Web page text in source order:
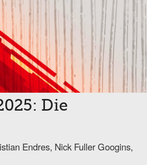
Die
Endres, Nick Fuller Googins,